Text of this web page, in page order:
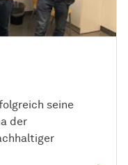
seine
der